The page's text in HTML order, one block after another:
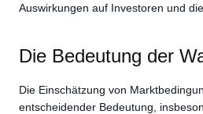
Auswirkungen auf Investoren und
Die Bedeutung der
Die Einschätzung von
entscheidender Bedeutung,